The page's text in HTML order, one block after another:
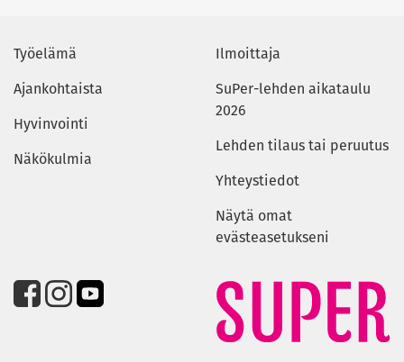
Työelämä
Ajankohtaista
Hyvinvointi
Näkökulmia
Ilmoittaja
SuPer-lehden aikataulu
2026
Lehden tilaus tai peruutus
Yhteystiedot
Näytä omat
evästeasetukseni